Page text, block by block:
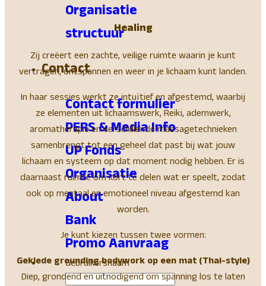
Organisatie
structuur
Contact
Contact formulier
PERS & Media Info
UP Fonds
Organisatie
About
Bank
Promo Aanvraag
Gebruikersnaam
Healing
Zij creëert een zachte, veilige ruimte waarin je kunt
vertragen, ontspannen en weer in je lichaam kunt landen.
In haar sessies werkt ze intuïtief en afgestemd, waarbij
ze elementen uit lichaamswerk, Reiki, ademwerk,
aromatherapie en verschillende massagetechnieken
samenbrengt tot een geheel dat past bij wat jouw
lichaam en systeem op dat moment nodig hebben. Er is
daarnaast ruimte om kort te delen wat er speelt, zodat
ook op mentaal en emotioneel niveau afgestemd kan
worden.
Je kunt kiezen tussen twee vormen:
Geklede grounding bodywork op een mat (Thai-style)
Diep, grondend en uitnodigend om spanning los te laten